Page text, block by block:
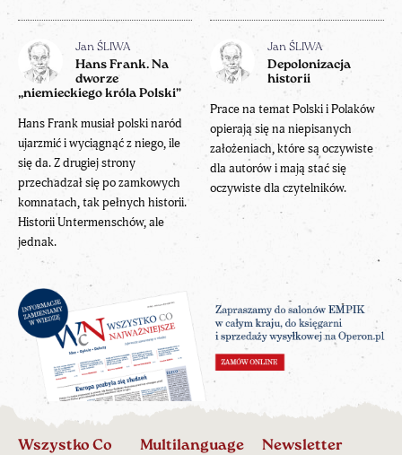
Jan ŚLIWA
Hans Frank. Na
dworze
„niemieckiego króla Polski”
Hans Frank musiał polski naród
ujarzmić i wyciągnąć z niego, ile
się da. Z drugiej strony
przechadzał się po zamkowych
komnatach, tak pełnych historii.
Historii Untermenschów, ale
jednak.
Jan ŚLIWA
Depolonizacja
historii
Prace na temat Polski i Polaków
opierają się na niepisanych
założeniach, które są oczywiste
dla autorów i mają stać się
oczywiste dla czytelników.
Wszystko Co
Multilanguage Newsletter